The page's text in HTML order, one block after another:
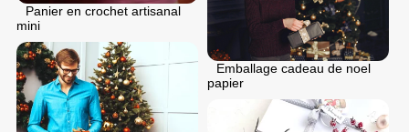
Panier en crochet artisanal
mini
Emballage cadeau de noel
papier